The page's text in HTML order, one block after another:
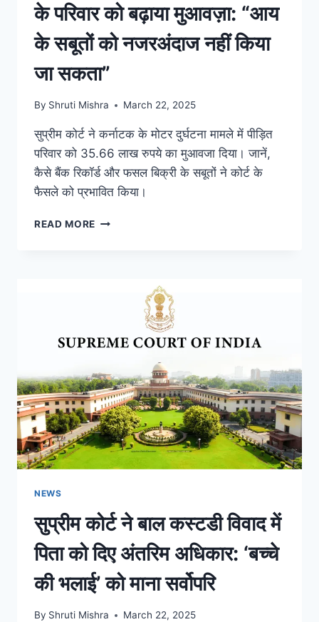
के परिवार को बढ़ाया मुआवज़ा: “आय
के सबूतों को नजरअंदाज नहीं किया
जा सकता”
By Shruti Mishra March 22, 2025
सुप्रीम कोर्ट ने कर्नाटक के मोटर दुर्घटना मामले में पीड़ित
परिवार को 35.66 लाख रुपये का मुआवजा दिया। जानें,
कैसे बैंक रिकॉर्ड और फसल बिक्री के सबूतों ने कोर्ट के
फैसले को प्रभावित किया।
READ MORE
NEWS
सुप्रीम कोर्ट ने बाल कस्टडी विवाद में
पिता को दिए अंतरिम अधिकार: ‘बच्चे
की भलाई’ को माना सर्वोपरि
By Shruti Mishra March 22, 2025